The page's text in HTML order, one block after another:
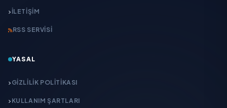
İLETIŞIM
RSS SERVISI
YASAL
GIZLILIK POLITIKASI
KULLANIM ŞARTLARI